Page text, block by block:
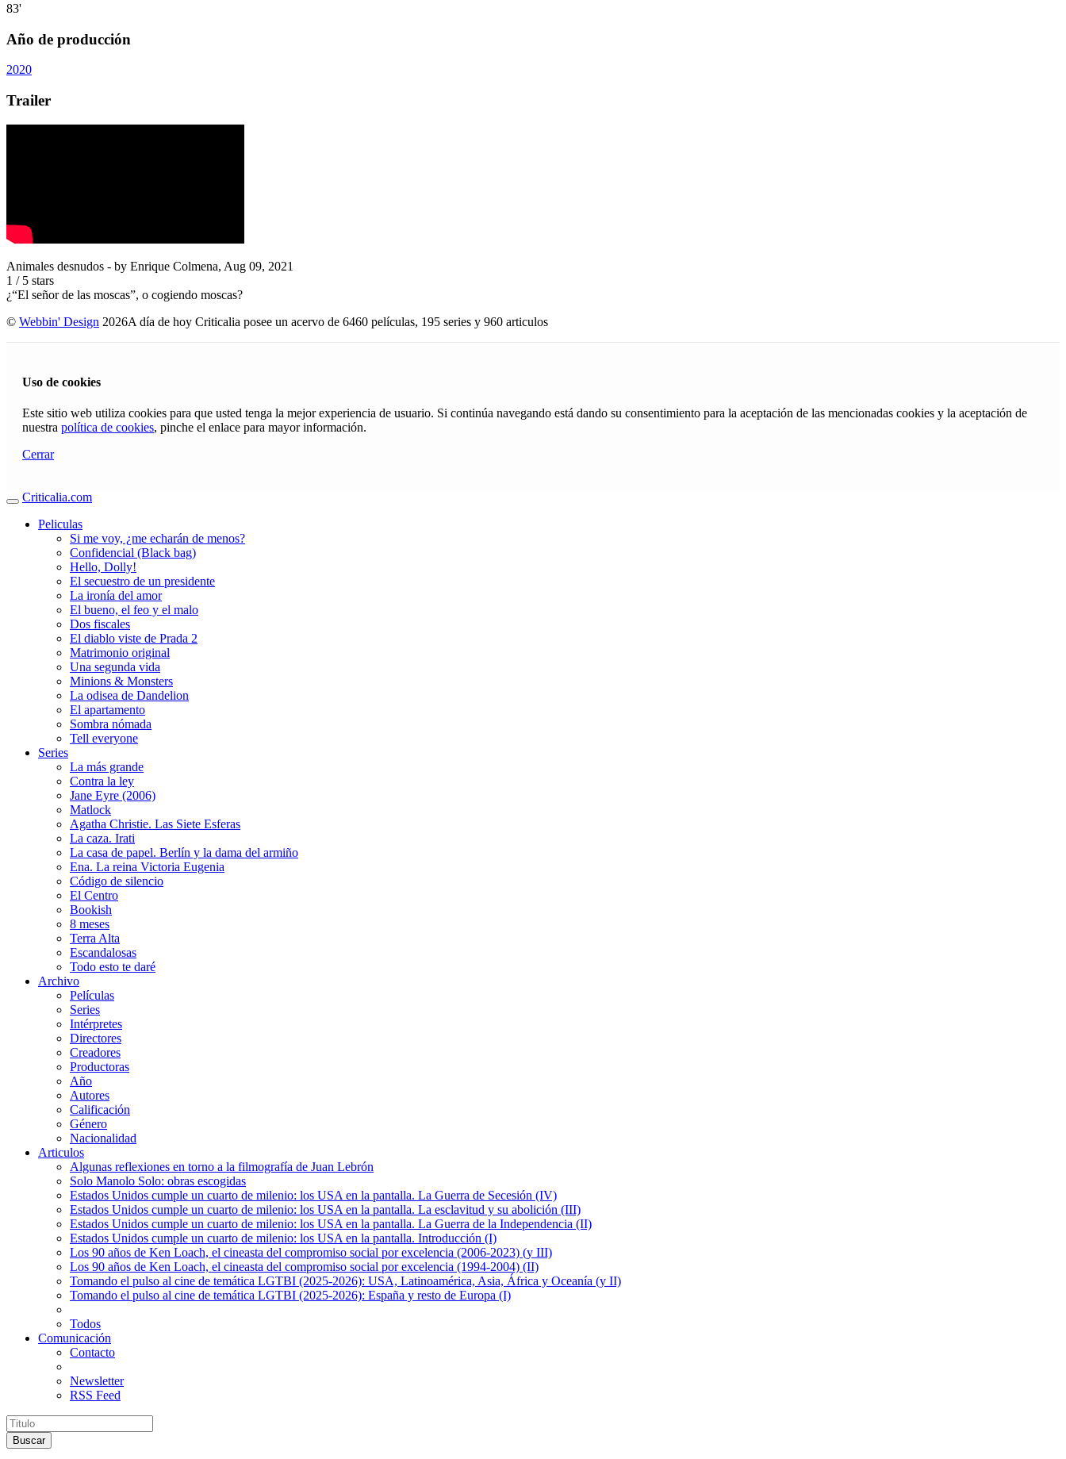
83'
Año de producción
2020
Trailer
Animales desnudos - by Enrique Colmena, Aug 09, 2021
1 / 5 stars
¿“El señor de las moscas”, o cogiendo moscas?
© Webbin' Design 2026A día de hoy Criticalia posee un acervo de 6460 películas, 195 series y 960 articulos
Uso de cookies
Este sitio web utiliza cookies para que usted tenga la mejor experiencia de usuario. Si continúa navegando está dando su consentimiento para la aceptación de las mencionadas cookies y la aceptación de
nuestra política de cookies, pinche el enlace para mayor información.
Cerrar
Criticalia.com
Peliculas
Si me voy, ¿me echarán de menos?
Confidencial (Black bag)
Hello, Dolly!
El secuestro de un presidente
La ironía del amor
El bueno, el feo y el malo
Dos fiscales
El diablo viste de Prada 2
Matrimonio original
Una segunda vida
Minions & Monsters
La odisea de Dandelion
El apartamento
Sombra nómada
Tell everyone
Series
La más grande
Contra la ley
Jane Eyre (2006)
Matlock
Agatha Christie. Las Siete Esferas
La caza. Irati
La casa de papel. Berlín y la dama del armiño
Ena. La reina Victoria Eugenia
Código de silencio
El Centro
Bookish
8 meses
Terra Alta
Escandalosas
Todo esto te daré
Archivo
Películas
Series
Intérpretes
Directores
Creadores
Productoras
Año
Autores
Calificación
Género
Nacionalidad
Articulos
Algunas reflexiones en torno a la filmografía de Juan Lebrón
Solo Manolo Solo: obras escogidas
Estados Unidos cumple un cuarto de milenio: los USA en la pantalla. La Guerra de Secesión (IV)
Estados Unidos cumple un cuarto de milenio: los USA en la pantalla. La esclavitud y su abolición (III)
Estados Unidos cumple un cuarto de milenio: los USA en la pantalla. La Guerra de la Independencia (II)
Estados Unidos cumple un cuarto de milenio: los USA en la pantalla. Introducción (I)
Los 90 años de Ken Loach, el cineasta del compromiso social por excelencia (2006-2023) (y III)
Los 90 años de Ken Loach, el cineasta del compromiso social por excelencia (1994-2004) (II)
Tomando el pulso al cine de temática LGTBI (2025-2026): USA, Latinoamérica, Asia, África y Oceanía (y II)
Tomando el pulso al cine de temática LGTBI (2025-2026): España y resto de Europa (I)
Todos
Comunicación
Contacto
Newsletter
RSS Feed
Buscar